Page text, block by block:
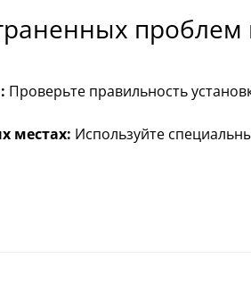
Проверьте правильность
местах: Используйте